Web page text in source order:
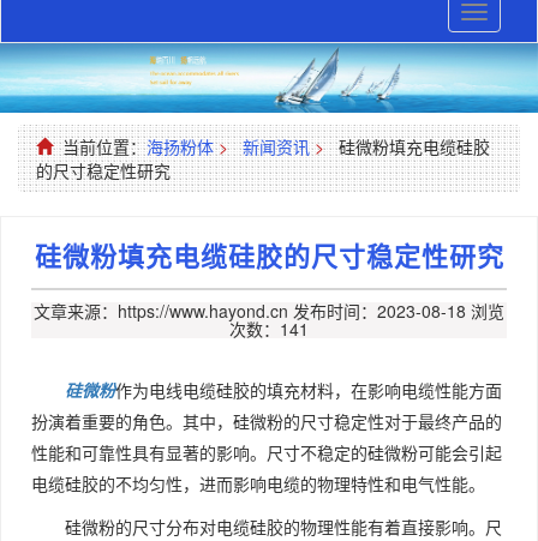
Toggle
当前位置：海扬粉体 > 新闻资讯 > 硅微粉填充电缆硅胶
的尺寸稳定性研究
硅微粉填充电缆硅胶的尺寸稳定性研究
文章来源：https://www.hayond.cn 发布时间：2023-08-18 浏览
次数：141
硅微粉作为电线电缆硅胶的填充材料，在影响电缆性能方面
扮演着重要的角色。其中，硅微粉的尺寸稳定性对于最终产品的
性能和可靠性具有显著的影响。尺寸不稳定的硅微粉可能会引起
电缆硅胶的不均匀性，进而影响电缆的物理特性和电气性能。
硅微粉的尺寸分布对电缆硅胶的物理性能有着直接影响。尺